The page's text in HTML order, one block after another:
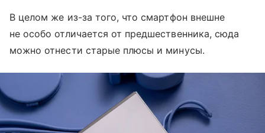
В целом же из-за того, что смартфон внешне
не особо отличается от предшественника, сюда
можно отнести старые плюсы и минусы.